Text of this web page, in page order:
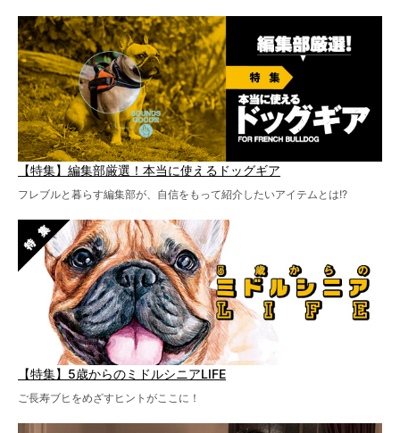
【特集】編集部厳選！本当に使えるドッグギア
フレブルと暮らす編集部が、自信をもって紹介したいアイテムとは!?
【特集】5歳からのミドルシニアLIFE
ご長寿ブヒをめざすヒントがここに！